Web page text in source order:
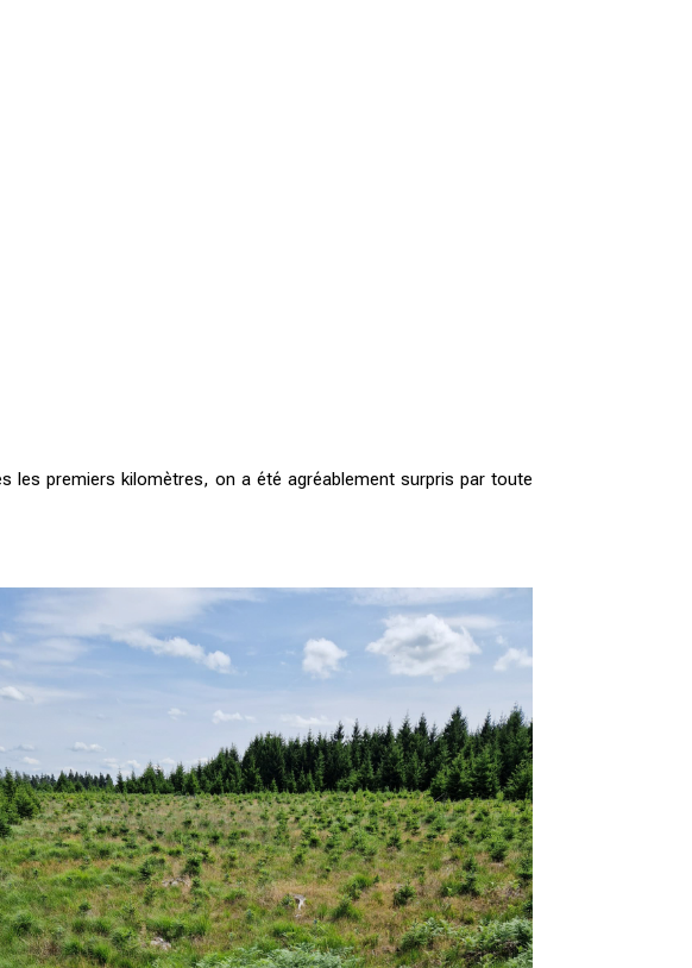
les premiers kilomètres, on a été agréablement surpris par toute